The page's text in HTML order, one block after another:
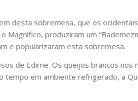
desta sobremesa, que os
Magnífico, produziram um
e popularizaram esta sobremesa.
de Edirne. Os queijos brancos nos
em ambiente refrigerado, a